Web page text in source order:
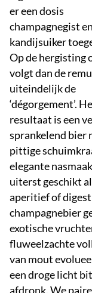
er een dosis
champagnegist
kandijsuiker
Op de hergisting
volgt dan de
uiteindelijk de
‘dégorgement’.
resultaat is een
sprankelend bier
pittige
elegante
uiterst geschikt
aperitief of
champagnebier
exotische
fluweelzachte
van mout
een droge licht
afdronk. We